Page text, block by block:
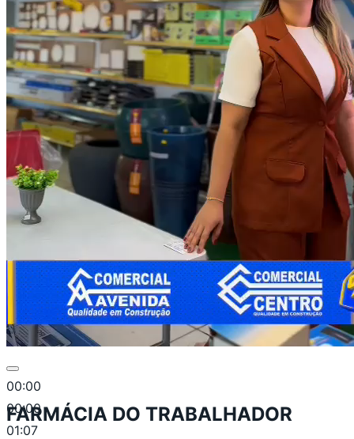
00:00
00:00
01:07
FARMÁCIA DO TRABALHADOR